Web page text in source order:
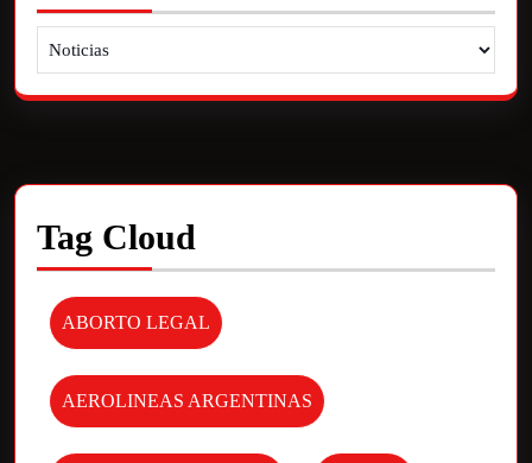
Tag Cloud
ABORTO LEGAL
AEROLINEAS ARGENTINAS